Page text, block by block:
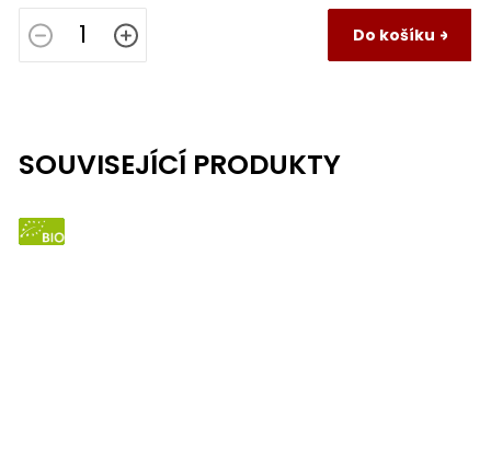
Do košíku
SOUVISEJÍCÍ PRODUKTY